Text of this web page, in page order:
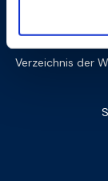
Verzeichnis der